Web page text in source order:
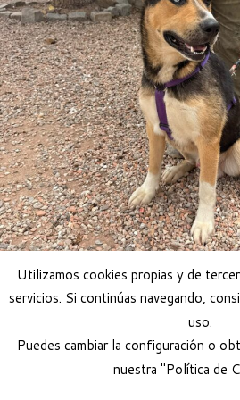
Utilizamos cookies propias y de
servicios. Si continúas navegando,
uso.
Puedes cambiar la configuración o
nuestra "Política de